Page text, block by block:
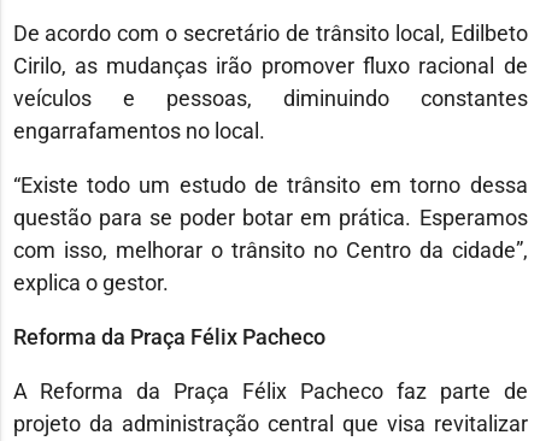
De acordo com o secretário de trânsito local, Edilbeto
Cirilo, as mudanças irão promover fluxo racional de
veículos e pessoas, diminuindo constantes
engarrafamentos no local.
“Existe todo um estudo de trânsito em torno dessa
questão para se poder botar em prática. Esperamos
com isso, melhorar o trânsito no Centro da cidade”,
explica o gestor.
Reforma da Praça Félix Pacheco
A Reforma da Praça Félix Pacheco faz parte de
projeto da administração central que visa revitalizar